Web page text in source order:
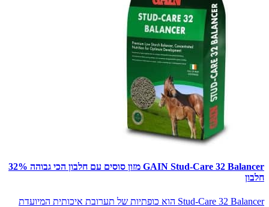
GAIN Stud-Care 32 Balancer מזון סוסים עם חלבון הכי גבוהה 32%
חלבון
Stud-Care 32 Balancer הוא כופתיות של תערובת איכותית המיועדת